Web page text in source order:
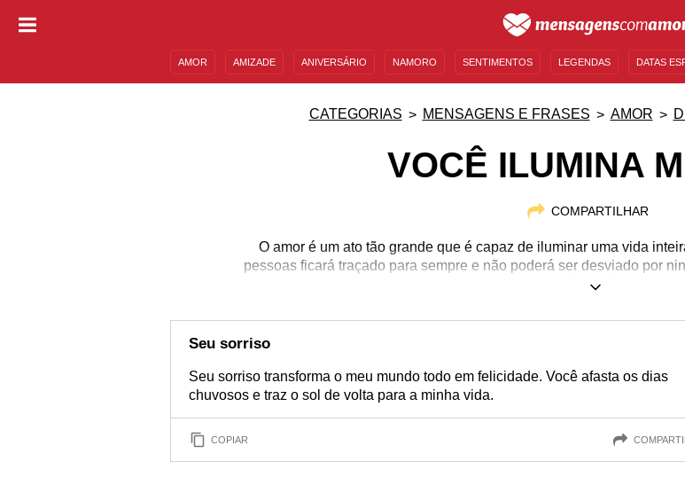
AMOR AMIZADE ANIVERSÁRIO NAMORO SENTIMENTOS LEGENDAS DATAS
CATEGORIAS MENSAGENS E FRASES AMOR
VOCÊ ILUMINA
COMPARTILHAR
O amor é um ato tão grande que é capaz de iluminar uma vida
pessoas ficará traçado para sempre e não poderá ser desviado por
se com essas lindas frases
Seu sorriso
Seu sorriso transforma o meu mundo todo em felicidade. Você afasta os dias
chuvosos e traz o sol de volta para a minha vida.
COPIAR